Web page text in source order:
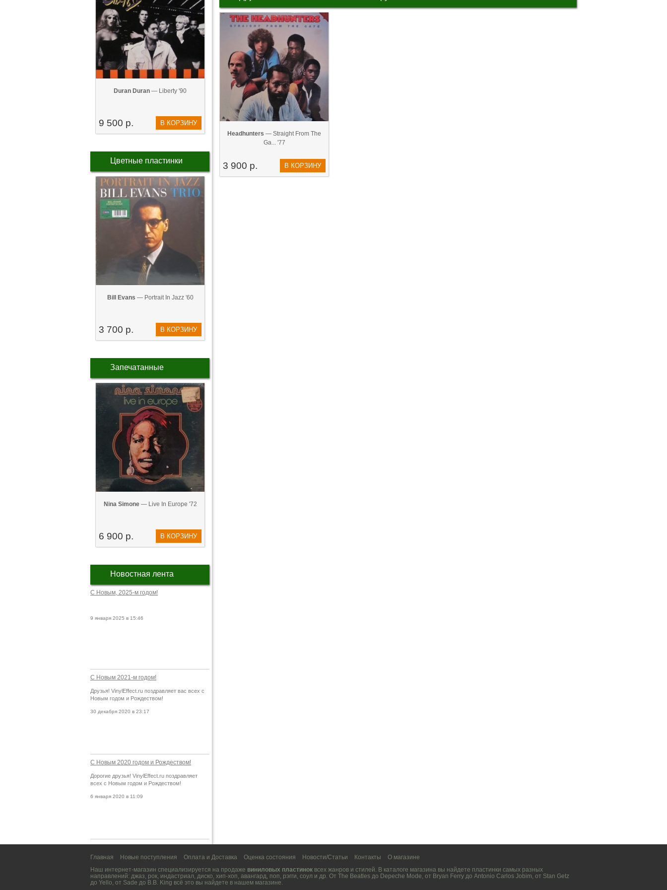
Duran Duran — Liberty '90
9 500 р. В КОРЗИНУ
Цветные пластинки
Bill Evans — Portrait In Jazz '60
3 700 р. В КОРЗИНУ
Запечатанные
Nina Simone— Live In Europe '72
6 900 р. В КОРЗИНУ
Новостная лента
С Новым, 2025-м годом!
9 января 2025 в 15:46
С Новым 2021-м годом!
Друзья! VinylEffect.ru поздравляет вас всех с
Новым годом и Рождеством!
30 декабря 2020 в 23:17
С Новым 2020 годом и Рождеством!
Дорогие друзья! VinylEffect.ru поздравляет
всех с Новым годом и Рождеством!
6 января 2020 в 11:09
Headhunters — Straight From The
Ga... '77
3 900 р. В КОРЗИНУ
Главная Новые поступления Оплата и Доставка Оценка состояния Новости/Статьи Контакты
О магазине
Наш интернет-магазин специализируется на продаже виниловых пластинок всех жанров и стилей. В каталоге магазина вы найдете пластинки самых разных
направлений: джаз, рок, индастриал, диско, хип-хоп, авангард, поп, рэгги, соул и др. От The Beatles до Depeche Mode, от Bryan Ferry до Antonio Carlos Jobim, от Stan Getz
до Yello, от Sade до B.B. King всё это вы найдете в нашем магазине.